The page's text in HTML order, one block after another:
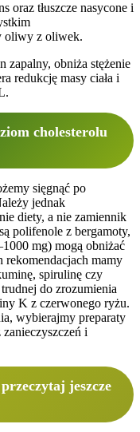
oraz tłuszcze nasycone i
oliwy z oliwek.
zapalny, obniża stężenie
redukcję masy ciała i
cholesterolu
sięgnąć po
jednak
diety, a nie zamiennik
polifenole z bergamoty,
mg) mogą obniżać
mamy
spirulinę czy
do zrozumienia
K z czerwonego ryżu.
wybierajmy preparaty
i
jeszcze